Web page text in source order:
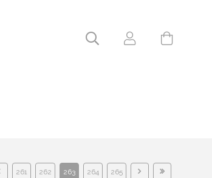
261 262 263 264 265